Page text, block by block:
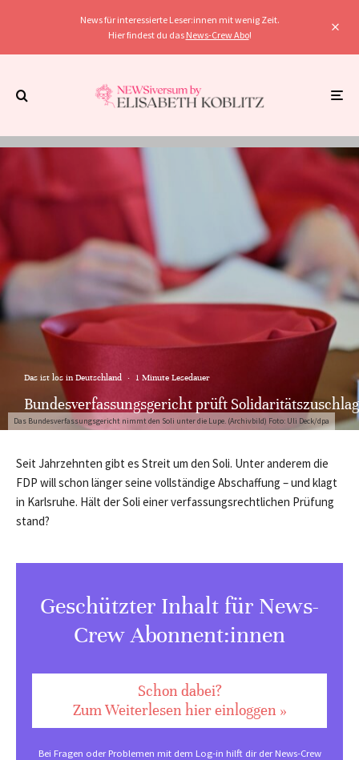
News für interessierte Leser:innen mit wenig Zeit.
Hier findest du das News-Crew Abo!
Das Bundesverfassungsgericht nimmt den Soli unter die Lupe. (Archivbild) Foto: Uli Deck/dpa
Das ist los in Deutschland · 1 Minute Lesedauer
Bundesverfassungsgericht prüft Solidaritätszuschlag
Seit Jahrzehnten gibt es Streit um den Soli. Unter anderem die
FDP will schon länger seine vollständige Abschaffung – und klagt
in Karlsruhe. Hält der Soli einer verfassungsrechtlichen Prüfung
stand?
Geschützter Inhalt für News-
Crew Abonnent:innen
Schon dabei?
Zum Weiterlesen hier einloggen »
Bei Fragen oder Problemen mit dem Log-in hilft dir derNews-Crew